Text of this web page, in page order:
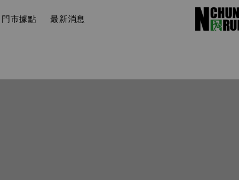
門市據點 最新消息